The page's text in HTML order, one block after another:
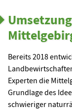
Bereits 2018
Experten die
Grundlage des
schwieriger